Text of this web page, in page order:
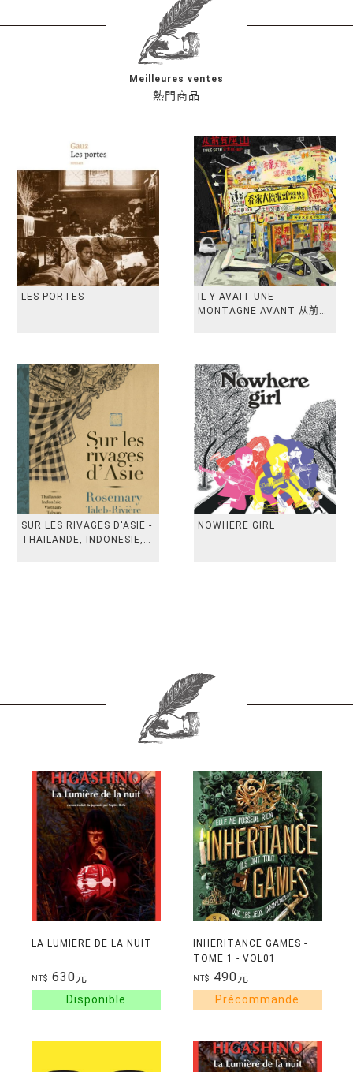
熱門商品
Meilleures ventes
LES PORTES
IL Y AVAIT UNE
MONTAGNE AVANT 从前有
SUR LES RIVAGES D'ASIE -
THAILANDE, INDONESIE,
NOWHERE GIRL
LA LUMIERE DE LA NUIT
NT$ 630元
INHERITANCE GAMES -
TOME 1 - VOL01
NT$ 490元